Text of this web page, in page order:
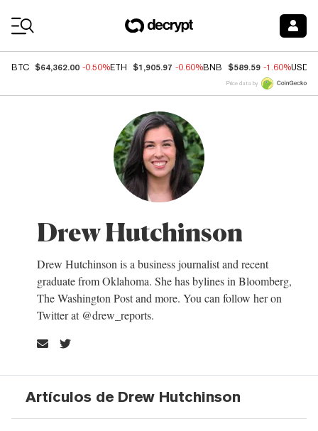
BTC $64,362.00 -0.50%ETH $1,905.97 -0.60%BNB $589.59 -1.60%USDC
Price data by
Drew Hutchinson
Drew Hutchinson is a business journalist and recent
graduate from Oklahoma. She has bylines in Bloomberg,
The Washington Post and more. You can follow her on
Twitter at @drew_reports.
Artículos de Drew Hutchinson